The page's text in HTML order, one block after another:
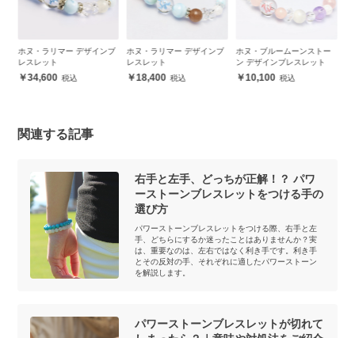
ホヌ・ラリマー デザインブ
レスレット
34,600
ホヌ・ラリマー デザインブ
レスレット
18,400
ホヌ・ブルームーンストー
ン デザインブレスレット
10,100
関連する記事
右手と左手、どっちが正解！？ パワ
ーストーンブレスレットをつける手の
選び方
パワーストーンブレスレットをつける際、右手と左
手、どちらにするか迷ったことはありませんか？実
は、重要なのは、左右ではなく利き手です。利き手
とその反対の手、それぞれに適したパワーストーン
を解説します。
パワーストーンブレスレットが切れて